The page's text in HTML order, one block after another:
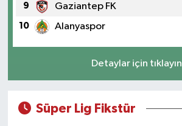
9 Gaziantep FK
10 Alanyaspor
Detaylar için tıklayın
Süper Lig Fikstür